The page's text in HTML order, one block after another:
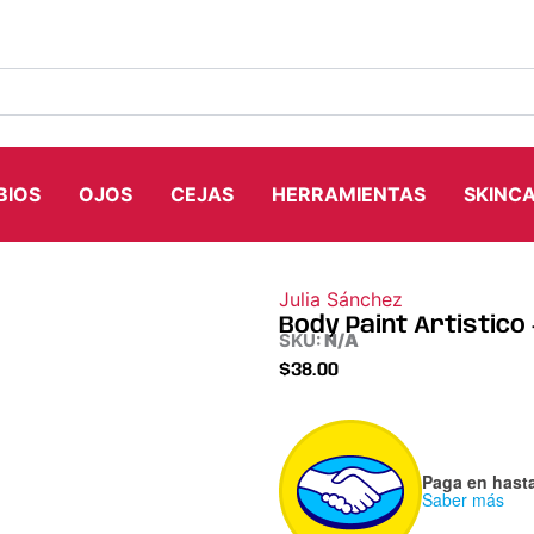
OJOS CEJAS HERRAMIENTAS
Julia Sánchez
Body Paint Artistico
SKU:N/A
$38.00
Paga en
Saber más
Body
Paint
Artistico
Julia